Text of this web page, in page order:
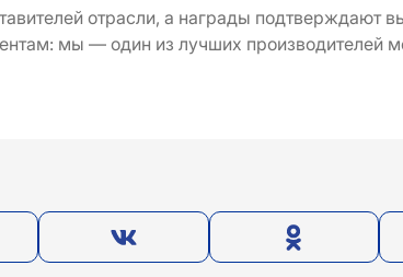
отрасли, а награды подтверждают
мы — один из лучших производителей